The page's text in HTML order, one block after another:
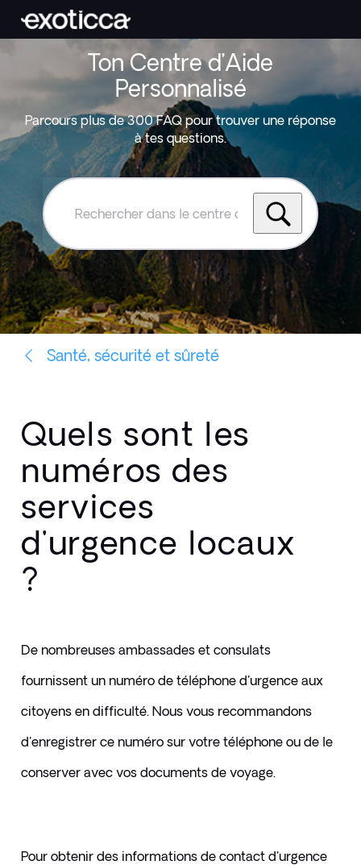
Ton Centre d’Aide
Personnalisé
Parcours plus de 300 FAQ pour trouver une réponse
à tes questions.
Rechercher
le
centre
d'aide
Exoticca
Santé, sécurité et sûreté
Quels sont les
numéros des
services
d'urgence locaux
?
De nombreuses ambassades et consulats
fournissent un numéro de téléphone d'urgence aux
citoyens en difficulté. Nous vous recommandons
d'enregistrer ce numéro sur votre téléphone ou de le
conserver avec vos documents de voyage.
Pour obtenir des informations de contact d'urgence